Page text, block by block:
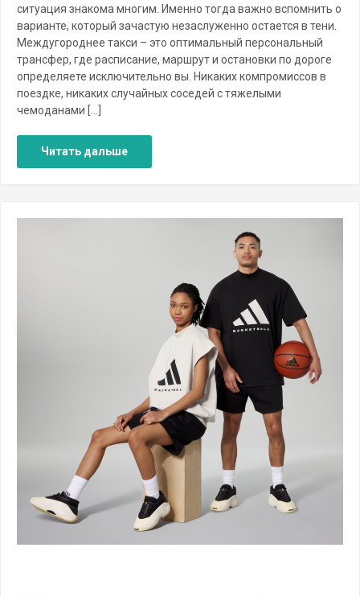
ситуация знакома многим. Именно тогда важно вспомнить о
варианте, который зачастую незаслуженно остается в тени.
Междугороднее такси – это оптимальный персональный
трансфер, где расписание, маршрут и остановки по дороге
определяете исключительно вы. Никаких компромиссов в
поездке, никаких случайных соседей с тяжелыми
чемоданами […]
Читать дальше